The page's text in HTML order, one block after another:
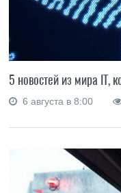
5 новостей из мира IT,
6 августа в 8:00